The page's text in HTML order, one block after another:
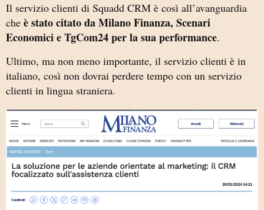
Il servizio clienti di Squadd CRM è così all’avanguardia
che è stato citato da Milano Finanza, Scenari
Economici e TgCom24 per la sua performance.
Ultimo, ma non meno importante, il servizio clienti è in
italiano, così non dovrai perdere tempo con un servizio
clienti in lingua straniera.